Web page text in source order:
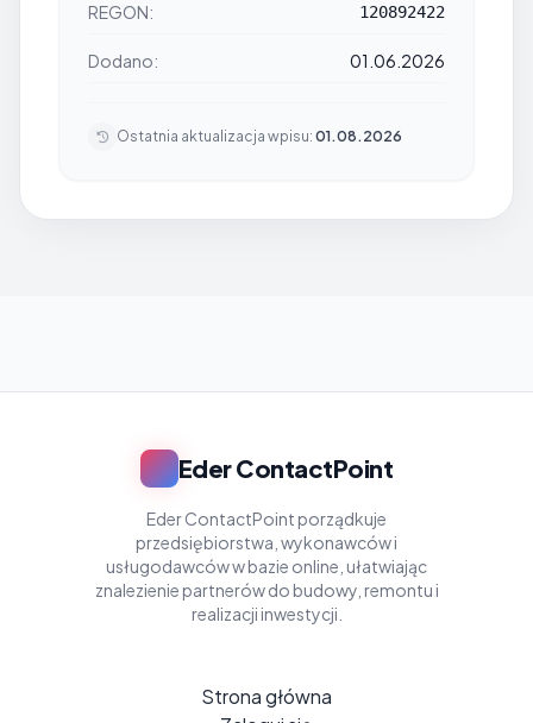
REGON: 120892422
Dodano: 01.06.2026
Ostatnia aktualizacja wpisu: 01.08.2026
Eder ContactPoint
Eder ContactPoint porządkuje
przedsiębiorstwa, wykonawców i
usługodawców w bazie online, ułatwiając
znalezienie partnerów do budowy, remontu i
realizacji inwestycji.
Strona główna